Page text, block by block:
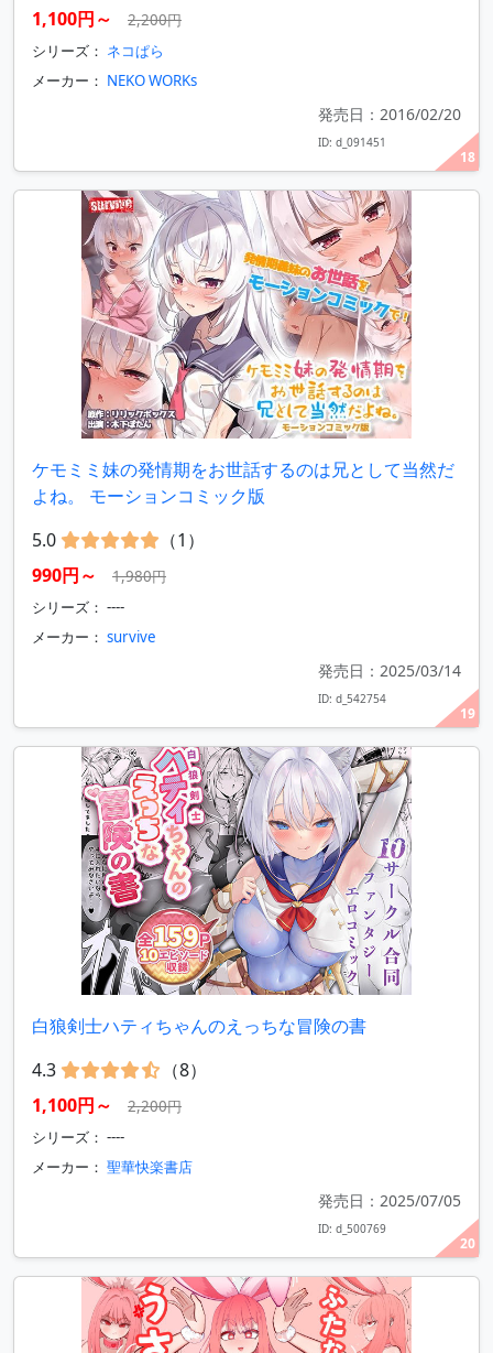
18
1,100円～
2,200円
シリーズ： ネコぱら
メーカー： NEKO WORKs
発売日：2016/02/20
ID: d_091451
19
ケモミミ妹の発情期をお世話するのは兄として当然だ
よね。 モーションコミック版
5.0
（1）
990円～
1,980円
シリーズ： ----
メーカー： survive
発売日：2025/03/14
ID: d_542754
20
白狼剣士ハティちゃんのえっちな冒険の書
4.3
（8）
1,100円～
2,200円
シリーズ： ----
メーカー： 聖華快楽書店
発売日：2025/07/05
ID: d_500769